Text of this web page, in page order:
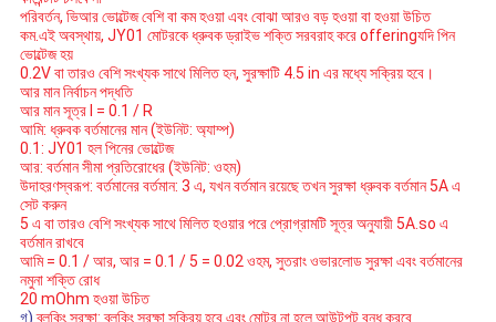
পরিবর্তন, ভিআর ভোল্টেজ বেশি বা কম হওয়া এবং বোঝা আরও বড় হওয়া বা হওয়া উচিত
কম.এই অবস্থায়, JY01 মোটরকে ধ্রুবক ড্রাইভ শক্তি সরবরাহ করে offeringযদি পিন
ভোল্টেজ হয়
0.2V বা তারও বেশি সংখ্যক সাথে মিলিত হন, সুরক্ষাটি 4.5 in এর মধ্যে সক্রিয় হবে।
আর মান নির্বাচন পদ্ধতি
আর মান সূত্র I = 0.1 / R
আমি: ধ্রুবক বর্তমানের মান (ইউনিট: অ্যাম্প)
0.1: JY01 হল পিনের ভোল্টেজ
আর: বর্তমান সীমা প্রতিরোধের (ইউনিট: ওহম)
উদাহরণস্বরূপ: বর্তমানের বর্তমান: 3 এ, যখন বর্তমান রয়েছে তখন সুরক্ষা ধ্রুবক বর্তমান 5A এ
সেট করুন
5 এ বা তারও বেশি সংখ্যক সাথে মিলিত হওয়ার পরে প্রোগ্রামটি সূত্র অনুযায়ী 5A.so এ
বর্তমান রাখবে
আমি = 0.1 / আর, আর = 0.1 / 5 = 0.02 ওহম, সুতরাং ওভারলোড সুরক্ষা এবং বর্তমানের
নমুনা শক্তি রোধ
20 mOhm হওয়া উচিত
গ)ব্লকিং সুরক্ষা: ব্লকিং সুরক্ষা সক্রিয় হবে এবং মোটর না হলে আউটপুট বন্ধ করবে